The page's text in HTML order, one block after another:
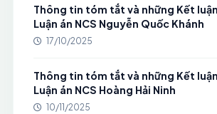
Thông tin tóm tắt và những Kết
Luận án NCS Nguyễn Quốc Khánh
17/10/2025
Thông tin tóm tắt và những Kết
Luận án NCS Hoàng Hải Ninh
10/11/2025